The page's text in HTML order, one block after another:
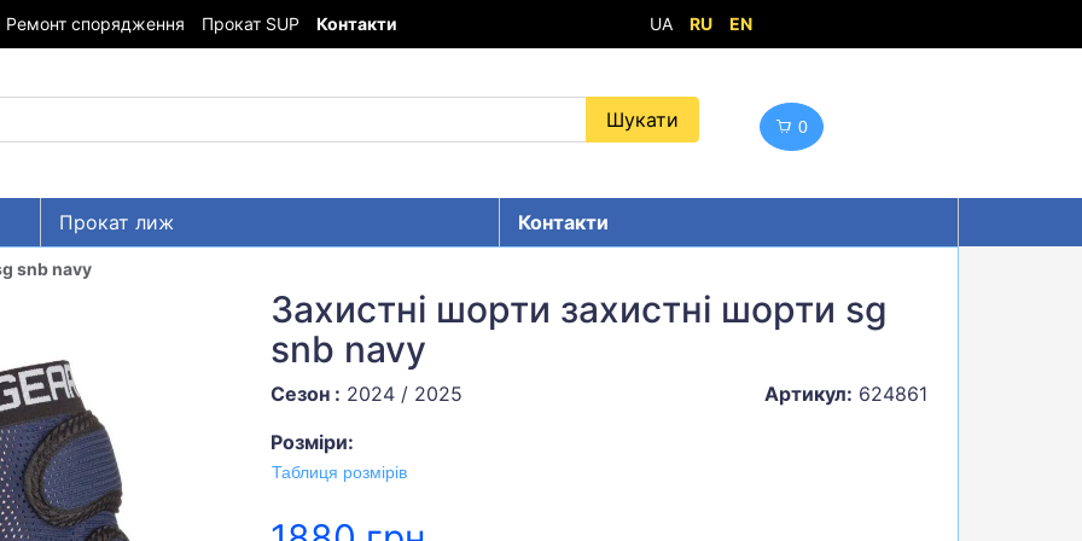
Ремонт спорядження Прокат SUP Контакти UA RU EN
0
Прокат лиж
Контакти
snb navy
Захистні шорти захистні шорти sg
snb navy
Сезон : 2024 / 2025 Артикул: 624861
Розміри:
Таблиця розмірів